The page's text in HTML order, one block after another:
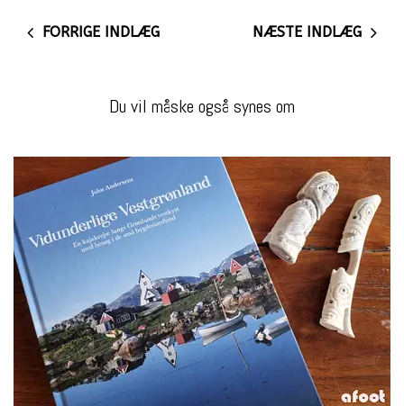
FORRIGE INDLÆG NÆSTE INDLÆG
Du vil måske også synes om